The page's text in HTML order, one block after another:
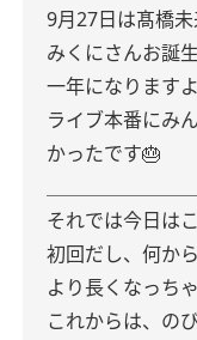
9月27日は髙橋
みくにさんお誕
一年になります
ライブ本番にみ
かったです🎂
それでは今日は
初回だし、何か
より長くなっち
これからは、の